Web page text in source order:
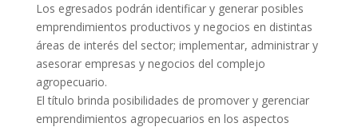
Los egresados podrán identificar y generar posibles
emprendimientos productivos y negocios en distintas
áreas de interés del sector; implementar, administrar y
asesorar empresas y negocios del complejo
agropecuario.
El título brinda posibilidades de promover y gerenciar
emprendimientos agropecuarios en los aspectos